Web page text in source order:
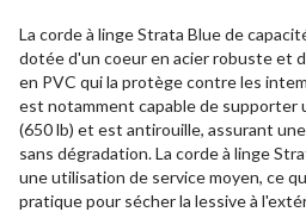
La corde à linge Strata Blue de
dotée d'un coeur en acier robuste et
en PVC qui la protège contre les
est notamment capable de supporter
(650 lb) et est antirouille, assurant
sans dégradation. La corde à linge
une utilisation de service moyen, ce
pratique pour sécher la lessive à